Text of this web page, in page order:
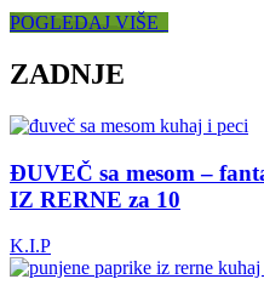
POGLEDAJ VIŠE
ZADNJE
ĐUVEČ sa mesom –
IZ RERNE za 10
K.I.P